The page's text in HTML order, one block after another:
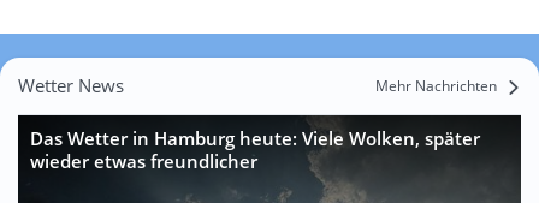
Wetter News Mehr Nachrichten
Das Wetter in Hamburg heute: Viele Wolken, später
wieder etwas freundlicher